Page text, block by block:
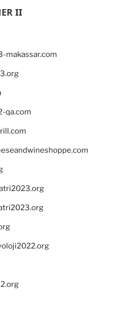
II
makassar.com
qa.com